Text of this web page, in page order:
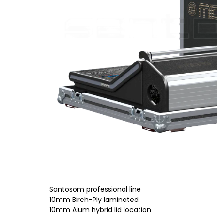
Santosom professional line
10mm Birch-Ply laminated
10mm Alum hybrid lid location